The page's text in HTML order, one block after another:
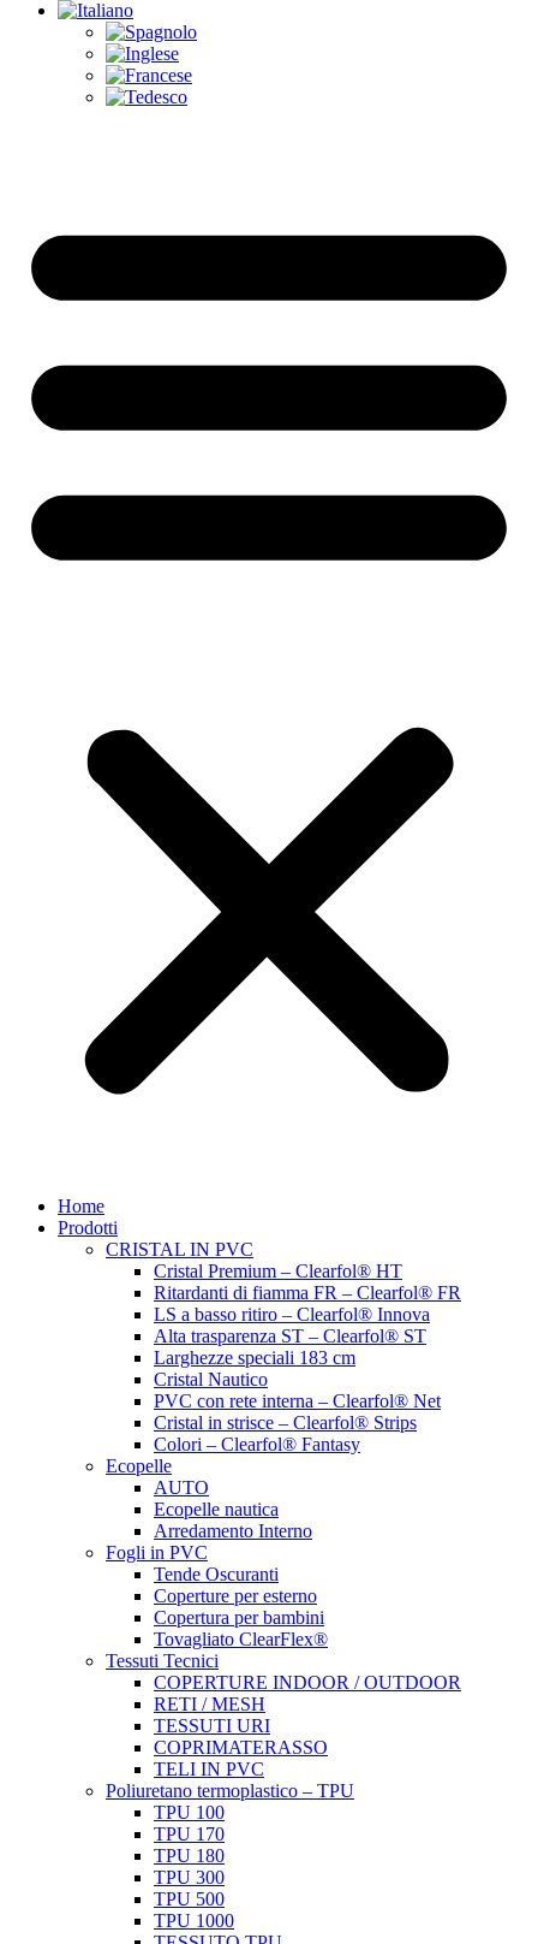
Home
Prodotti
CRISTAL IN PVC
Cristal Premium – Clearfol® HT
Ritardanti di fiamma FR – Clearfol® FR
LS a basso ritiro – Clearfol® Innova
Alta trasparenza ST – Clearfol® ST
Larghezze speciali 183 cm
Cristal Nautico
PVC con rete interna – Clearfol® Net
Cristal in strisce – Clearfol® Strips
Colori – Clearfol® Fantasy
Ecopelle
AUTO
Ecopelle nautica
Arredamento Interno
Fogli in PVC
Tende Oscuranti
Coperture per esterno
Copertura per bambini
Tovagliato ClearFlex®
Tessuti Tecnici
COPERTURE INDOOR / OUTDOOR
RETI / MESH
TESSUTI URI
COPRIMATERASSO
TELI IN PVC
Poliuretano termoplastico – TPU
TPU 100
TPU 170
TPU 180
TPU 300
TPU 500
TPU 1000